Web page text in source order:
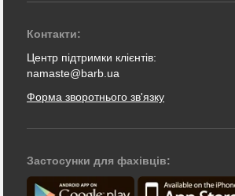
Контакти:
Центр підтримки клієнтів:
namaste@barb.ua
Форма зворотнього зв'язку
Застосунки для фахівців: